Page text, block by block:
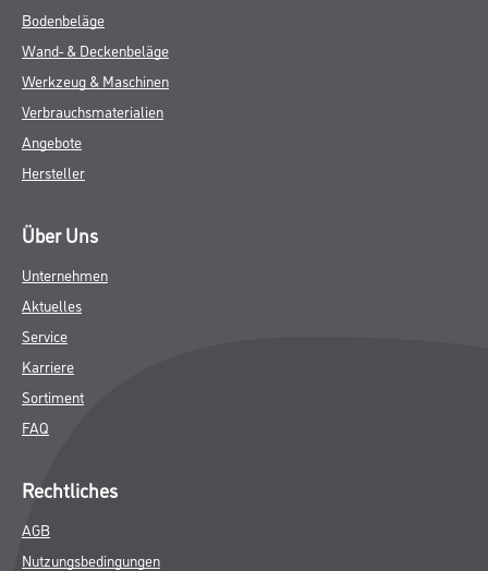
Bodenbeläge
Wand- & Deckenbeläge
Werkzeug & Maschinen
Verbrauchsmaterialien
Angebote
Hersteller
Über Uns
Unternehmen
Aktuelles
Service
Karriere
Sortiment
FAQ
Rechtliches
AGB
Nutzungsbedingungen